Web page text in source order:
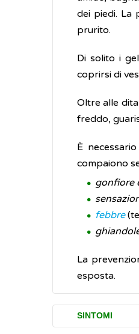
dei piedi. La
prurito.
Di solito i
coprirsi di
Oltre alle
freddo,
È
compaiono
gonfiore
febbre
La
esposta.
SINTOMI